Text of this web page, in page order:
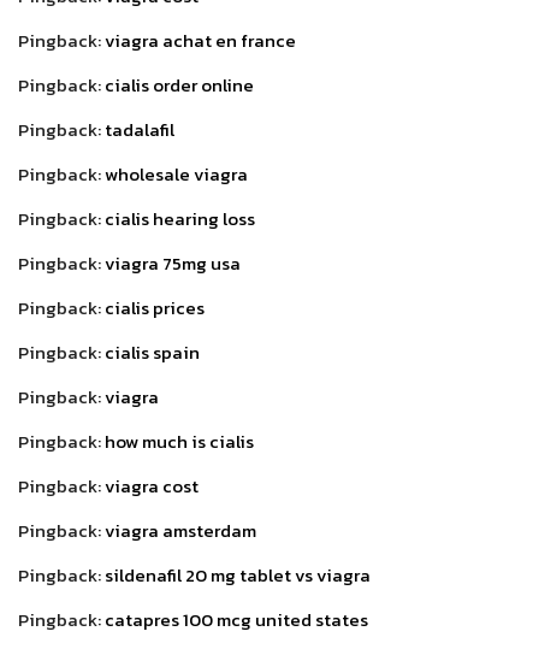
Pingback:viagra achat en france
Pingback:cialis order online
Pingback:tadalafil
Pingback:wholesale viagra
Pingback:cialis hearing loss
Pingback:viagra 75mg usa
Pingback:cialis prices
Pingback:cialis spain
Pingback:viagra
Pingback:how much is cialis
Pingback:viagra cost
Pingback:viagra amsterdam
Pingback:sildenafil 20 mg tablet vs viagra
Pingback:catapres 100 mcg united states